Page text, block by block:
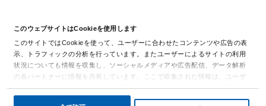
このウェブサイトはCookieを使用します
このサイトではCookieを使って、ユーザーに合わせたコンテンツや広告の表
示、トラフィックの分析を行っています。またユーザーによるサイトの利用
状況についても情報を収集し、ソーシャルメディアや広告配信、データ解析
の各パートナーに情報を共有しています。ここで収集された情報は、ユーザ
ーが各パートナーに提供した他の情報や各パートナーのサービスを使用した
際に収集された情報と組み合わされ、各パートナーによって使用されること